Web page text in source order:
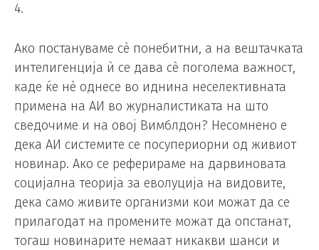
4.
Ако постануваме сè понебитни, а на вештачката
интелигенција ѝ се дава сè поголема важност,
каде ќе нè однесе во иднина неселективната
примена на АИ во журналистиката на што
сведочиме и на овој Вимблдон? Несомнено е
дека АИ системите се посупериорни од живиот
новинар. Ако се реферираме на дарвиновата
социјална теорија за еволуција на видовите,
дека само живите организми кои можат да се
прилагодат на промените можат да опстанат,
тогаш новинарите немаат никакви шанси и